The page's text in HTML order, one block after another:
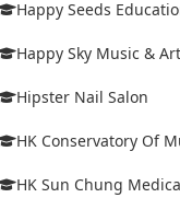
Happy Seeds
Happy Sky Music &
Hipster Nail Salon
HK Conservatory Of
HK Sun Chung